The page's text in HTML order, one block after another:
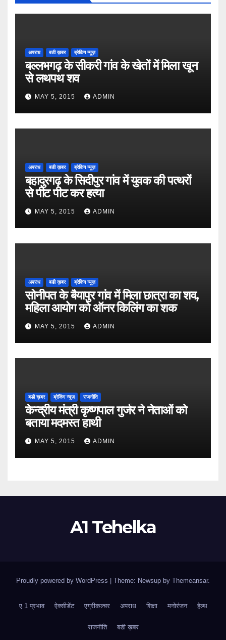
अपराध बडी ख़बर ब्रेकिंग न्यूज़
बल्लभगढ़ के सीकरी गांव के खेतों में मिला खून
से लथपथ शव
MAY 5, 2015 ADMIN
अपराध बडी ख़बर ब्रेकिंग न्यूज़
बहादुरगढ़ के सिदीपुर गांव में युवक की पत्थरों
से पीट पीट कर हत्या
MAY 5, 2015 ADMIN
अपराध बडी ख़बर ब्रेकिंग न्यूज़
सोनीपत के बैयापुर गांव में मिला छात्रा का शव,
महिला आयोग को ऑनर किलिंग का शक
MAY 5, 2015 ADMIN
बडी ख़बर ब्रेकिंग न्यूज़ राजनीति
केन्द्रीय मंत्री कृष्णपाल गुर्जर ने नेताओं को
बताया मदमस्त हाथी
MAY 5, 2015 ADMIN
A1 Tehelka
Proudly powered by WordPress Theme: Newsup by Themeansar.
ए 1 प्रभाव ऐक्सीडेंट एग्रीकल्चर अपराध शिक्षा मनोरंजन हेल्थ
राजनीति बडी ख़बर